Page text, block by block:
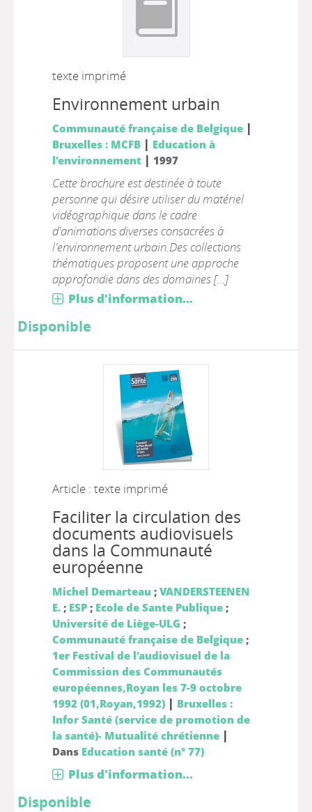
texte imprimé
Environnement urbain
Communauté française de Belgique |
Bruxelles : MCFB| Education à
l'environnement| 1997
Cette brochure est destinée à toute
personne qui désire utiliser du matériel
vidéographique dans le cadre
d'animations diverses consacrées à
l'environnement urbain.Des collections
thématiques proposent une approche
approfondie dans des domaines [...]
Plus d'information...
Disponible
Article : texte imprimé
Faciliter la circulation des
documents audiovisuels
dans la Communauté
européenne
Michel Demarteau ; VANDERSTEENEN
E.; ESP; Ecole de Sante Publique;
Université de Liège-ULG ;
Communauté française de Belgique;
1er Festival de l'audiovisuel de la
Commission des Communautés
européennes,Royan les 7-9 octobre
1992 (01,Royan,1992) | Bruxelles :
Infor Santé (service de promotion de
la santé)- Mutualité chrétienne|
Dans Education santé (n° 77)
Plus d'information...
Disponible